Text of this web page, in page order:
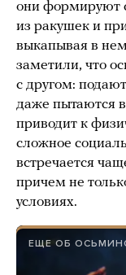
они формируют
из ракушек и
выкапывая в
заметили, что
с другом:
даже пытаются
приводит к
сложное
встречается
причем не
условиях.
ЕЩЕ ОБ